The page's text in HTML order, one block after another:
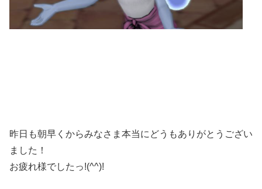
昨日も朝早くからみなさま本当にどうもありがとうござい
ました！
お疲れ様でしたっ!(^^)!